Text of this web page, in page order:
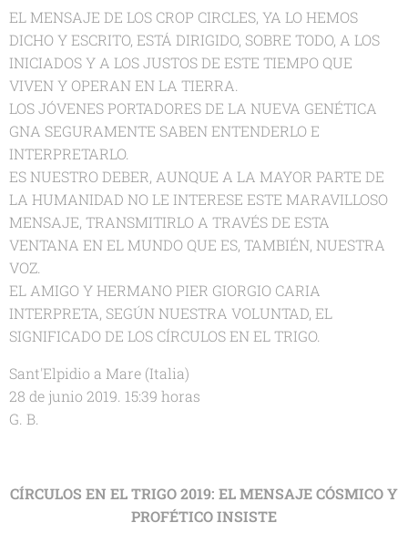
EL MENSAJE DE LOS CROP CIRCLES, YA LO HEMOS
DICHO Y ESCRITO, ESTÁ DIRIGIDO, SOBRE TODO, A LOS
INICIADOS Y A LOS JUSTOS DE ESTE TIEMPO QUE
VIVEN Y OPERAN EN LA TIERRA.
LOS JÓVENES PORTADORES DE LA NUEVA GENÉTICA
GNA SEGURAMENTE SABEN ENTENDERLO E
INTERPRETARLO.
ES NUESTRO DEBER, AUNQUE A LA MAYOR PARTE DE
LA HUMANIDAD NO LE INTERESE ESTE MARAVILLOSO
MENSAJE, TRANSMITIRLO A TRAVÉS DE ESTA
VENTANA EN EL MUNDO QUE ES, TAMBIÉN, NUESTRA
VOZ.
EL AMIGO Y HERMANO PIER GIORGIO CARIA
INTERPRETA, SEGÚN NUESTRA VOLUNTAD, EL
SIGNIFICADO DE LOS CÍRCULOS EN EL TRIGO.
Sant'Elpidio a Mare (Italia)
28 de junio 2019. 15:39 horas
G. B.
CÍRCULOS EN EL TRIGO 2019: EL MENSAJE CÓSMICO Y
PROFÉTICO INSISTE